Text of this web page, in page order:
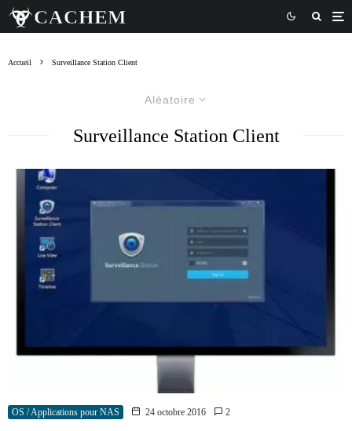
Accueil Surveillance Station Client
Aléatoire
Surveillance Station Client
OS / Applications pour NAS 24 octobre 2016 2